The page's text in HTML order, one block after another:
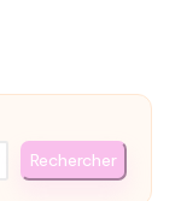
Rechercher